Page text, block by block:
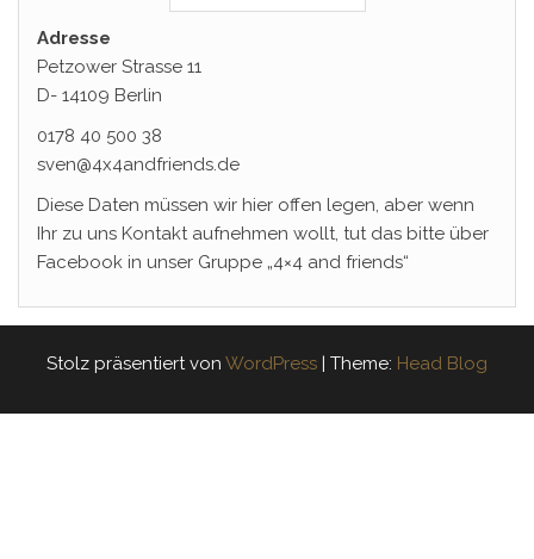
Adresse
Petzower Strasse 11
D- 14109 Berlin
0178 40 500 38
sven@4x4andfriends.de
Diese Daten müssen wir hier offen legen, aber wenn
Ihr zu uns Kontakt aufnehmen wollt, tut das bitte über
Facebook in unser Gruppe „4×4 and friends“
Stolz präsentiert von WordPress | Theme: Head Blog